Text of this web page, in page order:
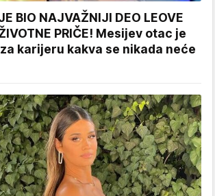
BIO NAJVAŽNIJI DEO LEOVE
PRIČE! Mesijev otac je
karijeru kakva se nikada neće